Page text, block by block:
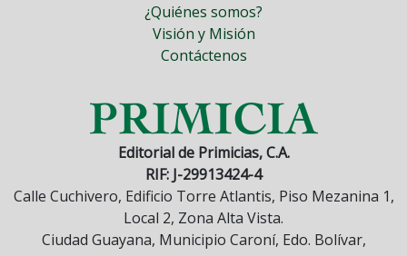
¿Quiénes somos?
Visión y Misión
Contáctenos
Editorial de Primicias, C.A.
RIF: J-29913424-4
Calle Cuchivero, Edificio Torre Atlantis, Piso Mezanina 1,
Local 2, Zona Alta Vista.
Ciudad Guayana, Municipio Caroní, Edo. Bolívar,